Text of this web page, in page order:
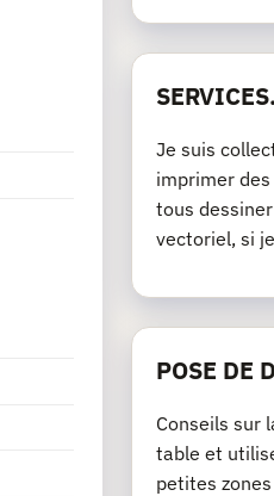
SERVICES.
Je suis
imprimer des
tous
vectoriel, si
POSE DE
Conseils sur
table et
petites